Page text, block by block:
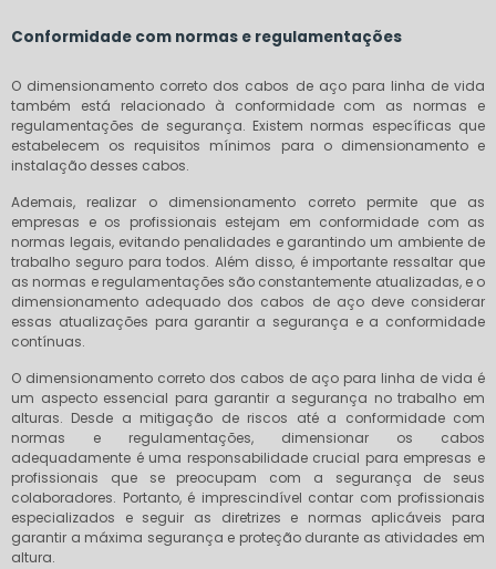
Conformidade com normas e regulamentações
O dimensionamento correto dos cabos de aço para linha de vida
também está relacionado à conformidade com as normas e
regulamentações de segurança. Existem normas específicas que
estabelecem os requisitos mínimos para o dimensionamento e
instalação desses cabos.
Ademais, realizar o dimensionamento correto permite que as
empresas e os profissionais estejam em conformidade com as
normas legais, evitando penalidades e garantindo um ambiente de
trabalho seguro para todos. Além disso, é importante ressaltar que
as normas e regulamentações são constantemente atualizadas, e o
dimensionamento adequado dos cabos de aço deve considerar
essas atualizações para garantir a segurança e a conformidade
contínuas.
O dimensionamento correto dos cabos de aço para linha de vida é
um aspecto essencial para garantir a segurança no trabalho em
alturas. Desde a mitigação de riscos até a conformidade com
normas e regulamentações, dimensionar os cabos
adequadamente é uma responsabilidade crucial para empresas e
profissionais que se preocupam com a segurança de seus
colaboradores. Portanto, é imprescindível contar com profissionais
especializados e seguir as diretrizes e normas aplicáveis para
garantir a máxima segurança e proteção durante as atividades em
altura.